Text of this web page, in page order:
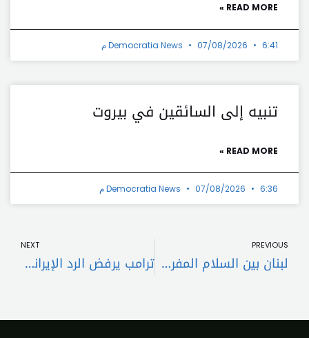
READ MORE »
Democratia News 07/08/2026 6:41 م
تنبيه إلى السائقين في بيروت
READ MORE »
Democratia News 07/08/2026 6:36 م
PREVIOUS
لبنان بين السلام المفروض والانهيارالصامت
NEXT
ترامب يرفض الرد الإيراني: غير مقبول على الإطلاق